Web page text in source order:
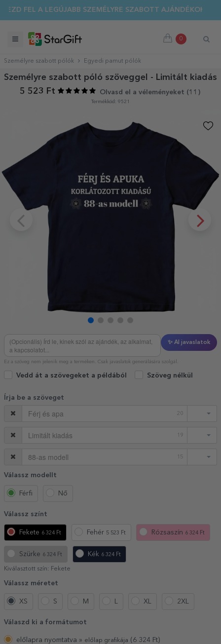
FEL A LEGÚJABB SZEMÉLYRE SZABOTT AJÁNDÉKOKAT!
0
Személyre szabott pólók Egyedi pamut pólók
Személyre szabott póló szöveggel - Limitált kiadás
5 523 Ft
Olvasd el a véleményeket (11 )
Termékkód: 9521
✨ AI javaslatok
Ez a szöveg nem jelenik meg a terméken. Csak javaslatok generálására szolgál.
Vedd át a szövegeket a példából Szöveg nélkül
Írja be a szöveget
20
19
15
Válassz modellt
Férfi Nő
Válassz színt
Fekete 6 324 Ft Fehér 5 523 Ft Rózsaszín 6 324 Ft
Szürke 6 324 Ft Kék 6 324 Ft
Kiválasztott szín: Fekete
Válassz méretet
XS S M L XL 2XL
Válaszd ki a formátumot
előlapra nyomtatva » előlap grafikája (6 324 Ft)